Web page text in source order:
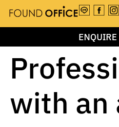
with an